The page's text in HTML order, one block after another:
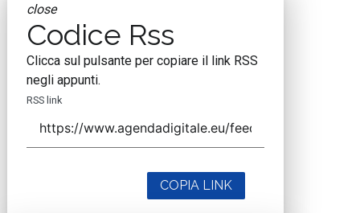
close
Codice Rss
Clicca sul pulsante per copiare il link RSS
negli appunti.
RSS link
COPIA LINK